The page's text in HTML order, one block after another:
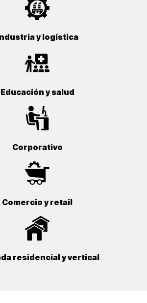
y logística
Educación y salud
Corporativo
Comercio y retail
residencial y vertical